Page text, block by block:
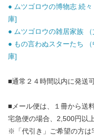
● ムツゴロウの博物志 続
庫]
● ムツゴロウの雑居家族
● もの言わぬスターたち
庫]
■通常２４時間以内に発送
■メール便は、１冊から送
宅急便の場合、2,500円以
※「代引き」ご希望の方は